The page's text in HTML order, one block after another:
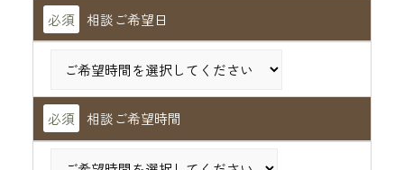
必須 相談ご希望日
必須 相談ご希望時間